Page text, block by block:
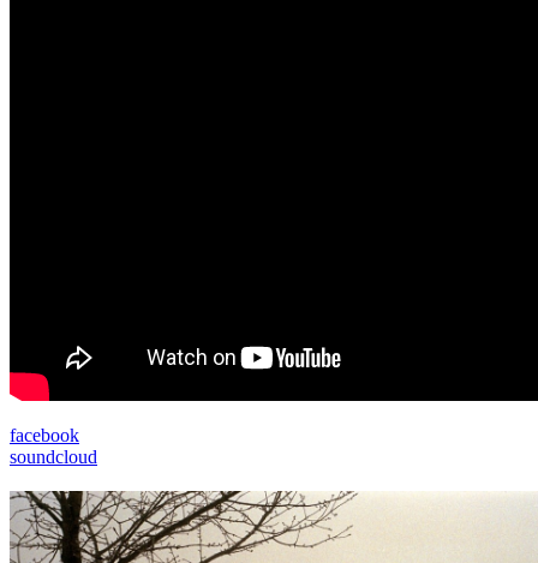
facebook
soundcloud